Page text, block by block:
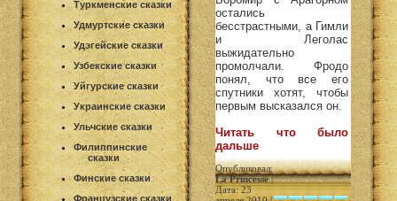
Туркменские сказки
Удмуртские сказки
Удэгейские сказки
Узбекские сказки
Уйгурские сказки
Украинские сказки
Ульчские сказки
Филиппинские
сказки
Финские сказки
Французские сказки
остались
бесстрастными, а Гимли
и Леголас
выжидательно
промолчали. Фродо
понял, что все его
спутники хотят, чтобы
первым высказался он.
Читать что было
дальше
Опубликовал:
La Princesse|
Дата: 23